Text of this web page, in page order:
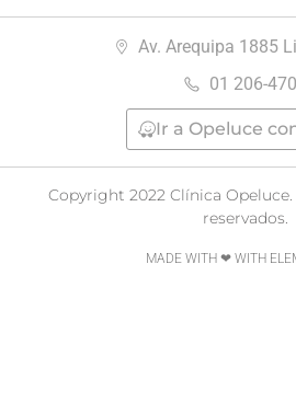
Av. Arequipa 1885
01 206-
Ir a Opeluce
Copyright 2022 Clínica
reservados.
MADE WITH ❤ WITH